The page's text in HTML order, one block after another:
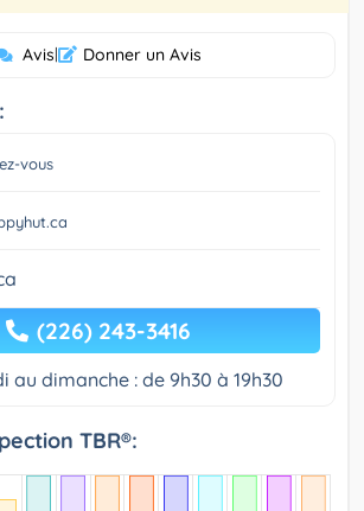
Avis| Donner un Avis
vous
(226) 243-3416
au dimanche : de 9h30 à 19h30
TBR®: